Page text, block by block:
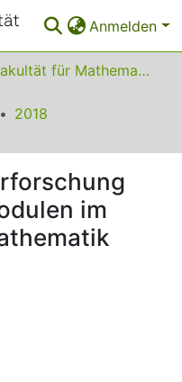
Anmelden
01 Fakultät für Mathematik
2018
im